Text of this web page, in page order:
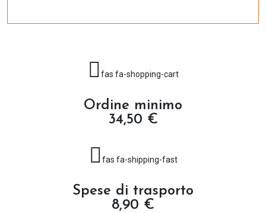
fas fa-shopping-cart
Ordine minimo
34,50 €
fas fa-shipping-fast
Spese di trasporto
8,90 €